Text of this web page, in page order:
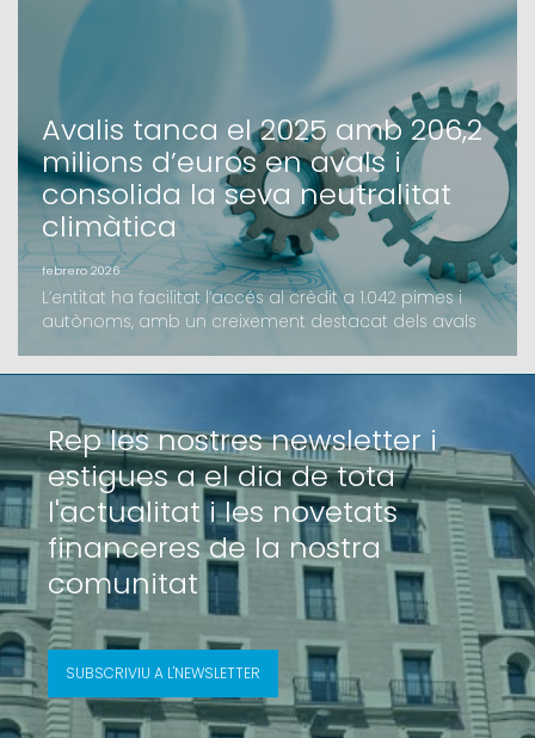
accedir a recursos en condicions preferents i amb el
suport de la garantia d’Avalis.L’ob
Avalis tanca el 2025 amb 206,2
milions d’euros en avals i
consolida la seva neutralitat
climàtica
febrero 2026
L’entitat ha facilitat l’accés al crèdit a 1.042 pimes i
autònoms, amb un creixement destacat dels avals
crèditAvalis de Catalunya ha tancat l’exercici 2025
d’euros, una xifra que supera els resultats de l'any
anterior. L’activitat de la Societat de Ga
Rep les nostres newsletter i
estigues a el dia de tota
l'actualitat i les novetats
financeres de la nostra
comunitat
SUBSCRIVIU A L'NEWSLETTER